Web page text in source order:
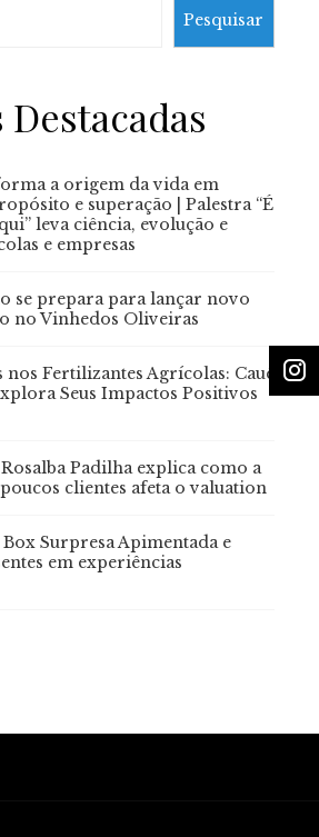
Pesquisar
a origem da vida em
e superação | Palestra “É
leva ciência, evolução e
e empresas
se prepara para lançar novo
no Vinhedos Oliveiras
Fertilizantes Agrícolas: Cauê
Seus Impactos Positivos
Padilha explica como a
clientes afeta o valuation
Surpresa Apimentada e
em experiências